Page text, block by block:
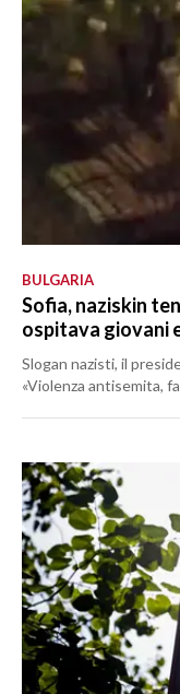
BULGARIA
Sofia, naziskin
ospitava giovani
Slogan nazisti, il
«Violenza antisemita,